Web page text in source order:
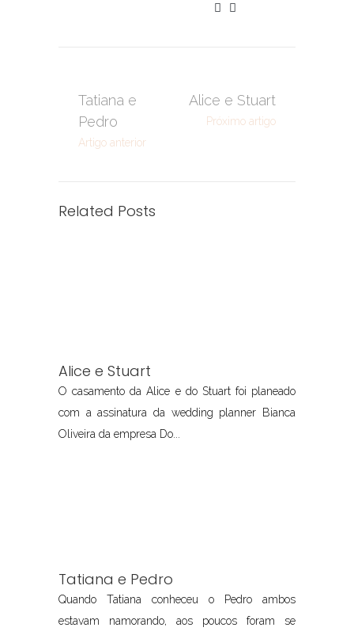
Tatiana e
Pedro
Artigo anterior
Alice e Stuart
Próximo artigo
Related Posts
Alice e Stuart
O casamento da Alice e do Stuart foi planeado
com a assinatura da wedding planner Bianca
Oliveira da empresa Do...
Tatiana e Pedro
Quando Tatiana conheceu o Pedro ambos
estavam namorando, aos poucos foram se